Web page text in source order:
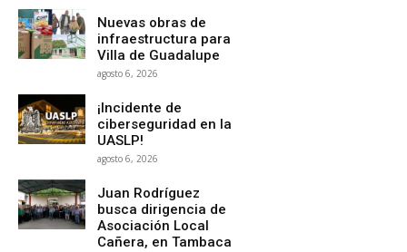
Nuevas obras de
infraestructura para
Villa de Guadalupe
agosto 6, 2026
¡Incidente de
ciberseguridad en la
UASLP!
agosto 6, 2026
Juan Rodríguez
busca dirigencia de
Asociación Local
Cañera, en Tambaca